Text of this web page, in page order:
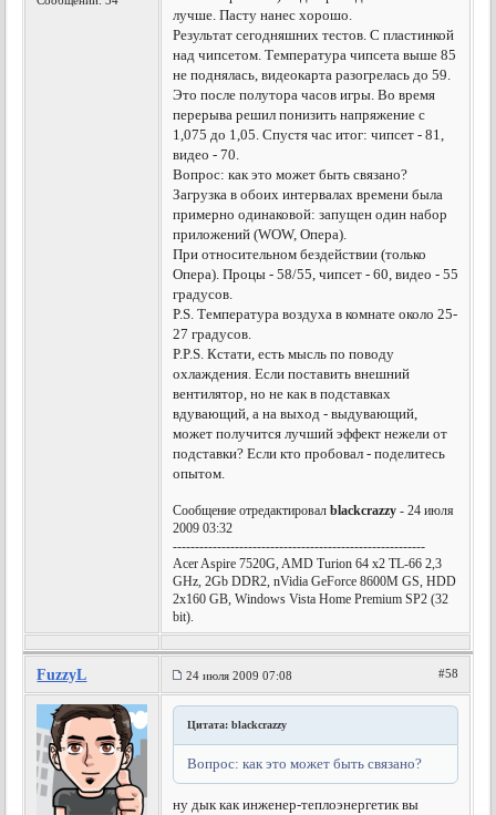
лучше. Пасту нанес хорошо.
Результат сегодняшних тестов. С пластинкой
над чипсетом. Температура чипсета выше 85
не поднялась, видеокарта разогрелась до 59.
Это после полутора часов игры. Во время
перерыва решил понизить напряжение с
1,075 до 1,05. Спустя час итог: чипсет - 81,
видео - 70.
Вопрос: как это может быть связано?
Загрузка в обоих интервалах времени была
примерно одинаковой: запущен один набор
приложений (WOW, Опера).
При относительном бездействии (только
Опера). Процы - 58/55, чипсет - 60, видео - 55
градусов.
P.S. Температура воздуха в комнате около 25-
27 градусов.
P.P.S. Кстати, есть мысль по поводу
охлаждения. Если поставить внешний
вентилятор, но не как в подставках
вдувающий, а на выход - выдувающий,
может получится лучший эффект нежели от
подставки? Если кто пробовал - поделитесь
опытом.
Сообщение отредактировалblackcrazzy - 24 июля
2009 03:32
---------------------------------------------------------
Acer Aspire 7520G, AMD Turion 64 x2 TL-66 2,3
GHz, 2Gb DDR2, nVidia GeForce 8600M GS, HDD
2x160 GB, Windows Vista Home Premium SP2 (32
bit).
FuzzyL 24 июля 2009 07:08 #58
Цитата: blackcrazzy
Вопрос: как это может быть связано?
ну дык как инженер-теплоэнергетик вы